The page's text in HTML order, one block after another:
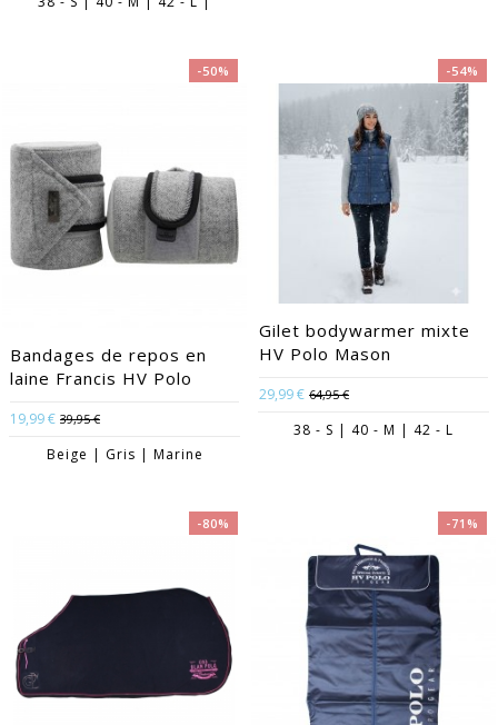
-50%
Bandages de repos en
laine Francis HV Polo
19,99 € 39,95 €
Beige | Gris | Marine
-54%
Gilet bodywarmer mixte
HV Polo Mason
29,99 € 64,95 €
38 - S | 40 - M | 42 - L
-80% -71%